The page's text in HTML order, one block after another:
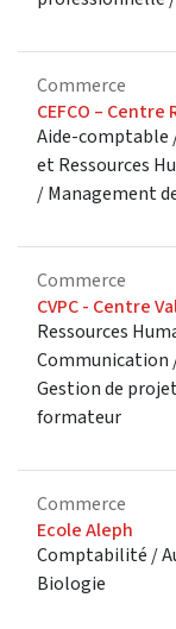
Commerce
CEFCO –
Aide-comptable
et Ressources
/ Management
Commerce
CVPC - Centre
Ressources
Communication
Gestion de
formateur
Commerce
Ecole Aleph
Comptabilité /
Biologie